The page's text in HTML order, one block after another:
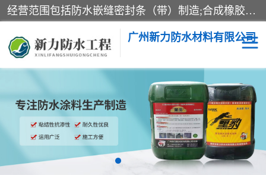
经营范围包括防水嵌缝密封条（带）制造;合成橡胶制造（监控化学品、危险化学品除外）;沥青混合物制造;防水胶粘带制造;其他合成材料制造（监控化学品、危险化学品除外）;涂料制造（监控化学品、危险化学品除外）;建筑结构防水补漏;防水建筑材料制造;粘合剂制造（监控化学品、危险化学品除外）;涂料零售;广州新力防水材料有限公司具有1处分支机构。
广州新力防水材料有限公司
黑豹防水胶 建筑108胶水
乳化沥青防水涂料 自粘卷材
非固化橡胶防水涂料